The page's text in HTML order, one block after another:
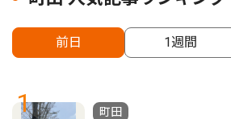
前日 1週間
1
町田